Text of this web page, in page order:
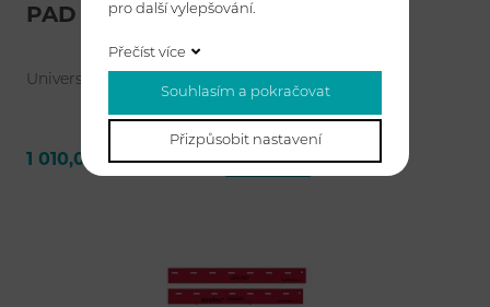
PAD PRO DRYFT
Universální mycí PAD pro stroj DRYFT.
1 010,00 Kč bez DPH Detail
pro další vylepšování.
Přečíst více
Souhlasím a pokračovat
Přizpůsobit nastavení